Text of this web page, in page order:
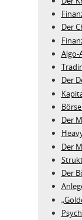
Der
Der
Der
Der
Der